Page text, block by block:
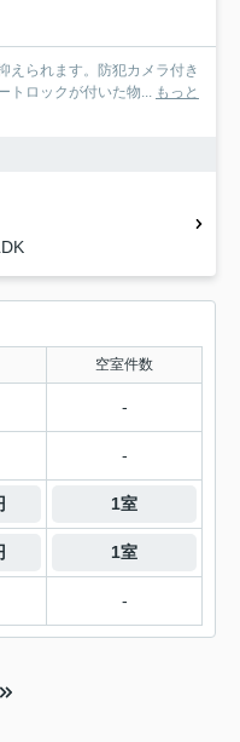
えられます。防犯カメラ付き
トロックが付いた物... もっと
空室件数
-
-
1室
1室
-